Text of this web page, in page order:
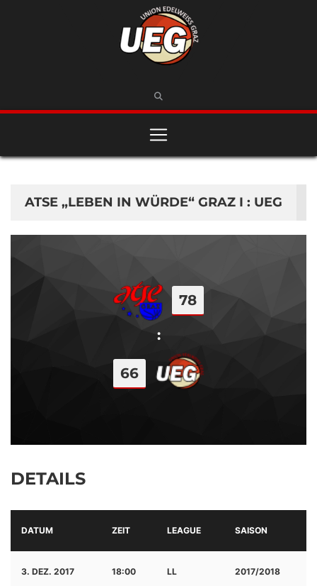
ATSE „LEBEN IN WÜRDE“ GRAZ I : UEG
78
:
66
DETAILS
DATUM ZEIT LEAGUE SAISON
3. DEZ. 2017 18:00 LL 2017/2018